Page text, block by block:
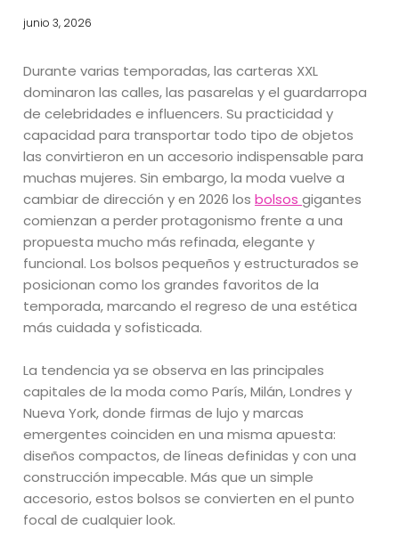
junio 3, 2026
Durante varias temporadas, las carteras XXL
dominaron las calles, las pasarelas y el guardarropa
de celebridades e influencers. Su practicidad y
capacidad para transportar todo tipo de objetos
las convirtieron en un accesorio indispensable para
muchas mujeres. Sin embargo, la moda vuelve a
cambiar de dirección y en 2026 losbolsosgigantes
comienzan a perder protagonismo frente a una
propuesta mucho más refinada, elegante y
funcional. Los bolsos pequeños y estructurados se
posicionan como los grandes favoritos de la
temporada, marcando el regreso de una estética
más cuidada y sofisticada.
La tendencia ya se observa en las principales
capitales de la moda como París, Milán, Londres y
Nueva York, donde firmas de lujo y marcas
emergentes coinciden en una misma apuesta:
diseños compactos, de líneas definidas y con una
construcción impecable. Más que un simple
accesorio, estos bolsos se convierten en el punto
focal de cualquier look.